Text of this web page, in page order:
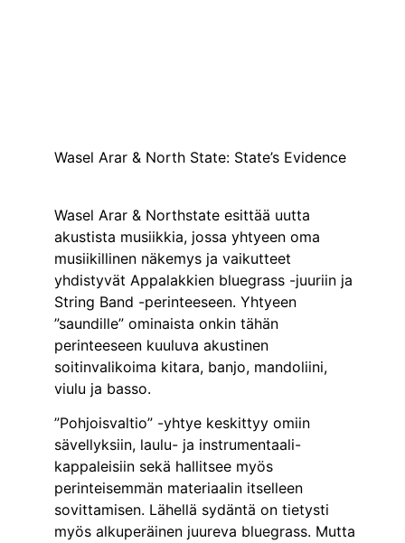
Wasel Arar & North State: State’s Evidence
Wasel Arar & Northstate esittää uutta
akustista musiikkia, jossa yhtyeen oma
musiikillinen näkemys ja vaikutteet
yhdistyvät Appalakkien bluegrass -juuriin ja
String Band -perinteeseen. Yhtyeen
”saundille” ominaista onkin tähän
perinteeseen kuuluva akustinen
soitinvalikoima kitara, banjo, mandoliini,
viulu ja basso.
”Pohjoisvaltio” -yhtye keskittyy omiin
sävellyksiin, laulu- ja instrumentaali-
kappaleisiin sekä hallitsee myös
perinteisemmän materiaalin itselleen
sovittamisen. Lähellä sydäntä on tietysti
myös alkuperäinen juureva bluegrass. Mutta